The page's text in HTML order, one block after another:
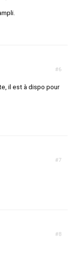
#6
il est à dispo pour
#7
#8